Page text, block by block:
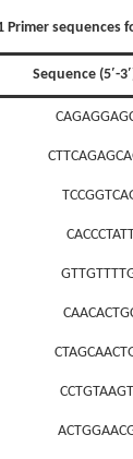
Primer sequences
Sequence (5′-